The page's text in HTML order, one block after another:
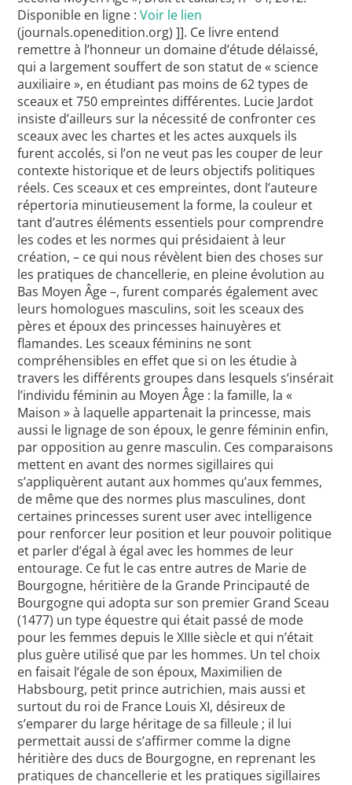
Disponible en ligne :Voir le lien
(journals.openedition.org) ]]. Ce livre entend
remettre à l’honneur un domaine d’étude délaissé,
qui a largement souffert de son statut de « science
auxiliaire », en étudiant pas moins de 62 types de
sceaux et 750 empreintes différentes. Lucie Jardot
insiste d’ailleurs sur la nécessité de confronter ces
sceaux avec les chartes et les actes auxquels ils
furent accolés, si l’on ne veut pas les couper de leur
contexte historique et de leurs objectifs politiques
réels. Ces sceaux et ces empreintes, dont l’auteure
répertoria minutieusement la forme, la couleur et
tant d’autres éléments essentiels pour comprendre
les codes et les normes qui présidaient à leur
création, – ce qui nous révèlent bien des choses sur
les pratiques de chancellerie, en pleine évolution au
Bas Moyen Âge –, furent comparés également avec
leurs homologues masculins, soit les sceaux des
pères et époux des princesses hainuyères et
flamandes. Les sceaux féminins ne sont
compréhensibles en effet que si on les étudie à
travers les différents groupes dans lesquels s’insérait
l’individu féminin au Moyen Âge : la famille, la «
Maison » à laquelle appartenait la princesse, mais
aussi le lignage de son époux, le genre féminin enfin,
par opposition au genre masculin. Ces comparaisons
mettent en avant des normes sigillaires qui
s’appliquèrent autant aux hommes qu’aux femmes,
de même que des normes plus masculines, dont
certaines princesses surent user avec intelligence
pour renforcer leur position et leur pouvoir politique
et parler d’égal à égal avec les hommes de leur
entourage. Ce fut le cas entre autres de Marie de
Bourgogne, héritière de la Grande Principauté de
Bourgogne qui adopta sur son premier Grand Sceau
(1477) un type équestre qui était passé de mode
pour les femmes depuis le XIIIe siècle et qui n’était
plus guère utilisé que par les hommes. Un tel choix
en faisait l’égale de son époux, Maximilien de
Habsbourg, petit prince autrichien, mais aussi et
surtout du roi de France Louis XI, désireux de
s’emparer du large héritage de sa filleule ; il lui
permettait aussi de s’affirmer comme la digne
héritière des ducs de Bourgogne, en reprenant les
pratiques de chancellerie et les pratiques sigillaires